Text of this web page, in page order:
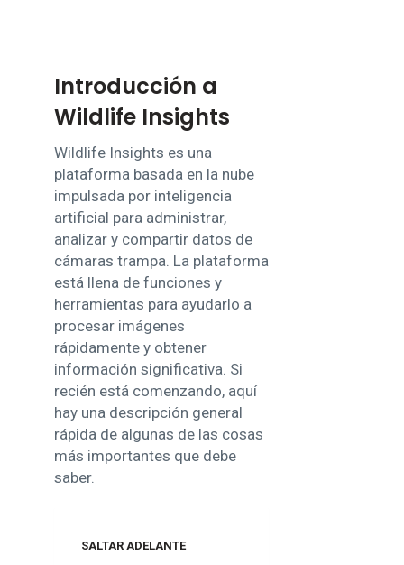
navegaciónIntroducción a
Wildlife Insights
Wildlife Insights es una
plataforma basada en la nube
impulsada por inteligencia
artificial para administrar,
analizar y compartir datos de
cámaras trampa. La plataforma
está llena de funciones y
herramientas para ayudarlo a
procesar imágenes
rápidamente y obtener
información significativa. Si
recién está comenzando, aquí
hay una descripción general
rápida de algunas de las cosas
más importantes que debe
saber.
SALTAR ADELANTE